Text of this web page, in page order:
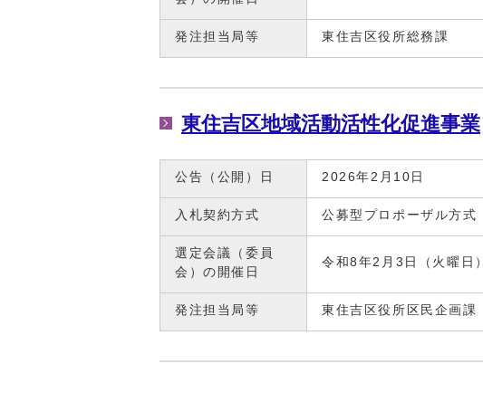
発注担当局等 東住吉区役所総務課
東住吉区地域活動活性化促進事業
公告（公開）日 2026年2月10日
入札契約方式 公募型プロポーザル方式
選定会議（委員
会）の開催日
令和8年2月3日（火曜日）
発注担当局等 東住吉区役所区民企画課